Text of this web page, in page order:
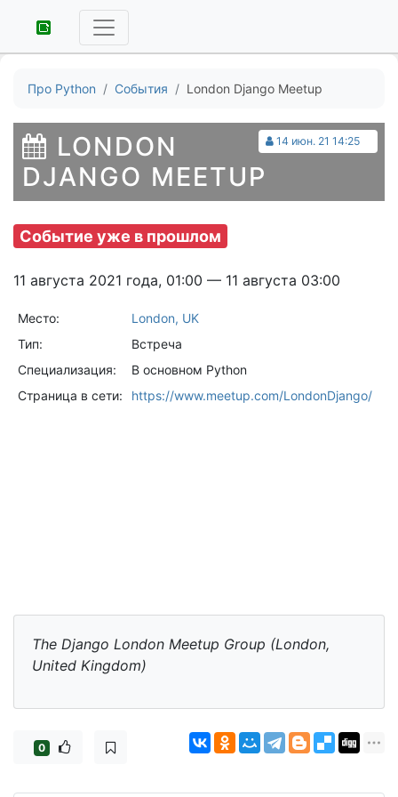
Про Python События London Django Meetup
14 июн. 21 14:25
LONDON
DJANGO MEETUP
Событие уже в прошлом
11 августа 2021 года, 01:00 — 11 августа 03:00
Место:
London, UK
Тип:
Встреча
Специализация:
В основном Python
Страница в сети:
https://www.meetup.com/LondonDjango/
The Django London Meetup Group (London,
United Kingdom)
0